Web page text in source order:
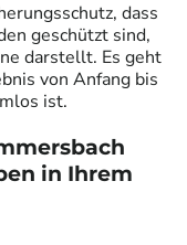
dass
geschützt sind,
darstellt. Es geht
von Anfang bis
ist.
in Ihrem